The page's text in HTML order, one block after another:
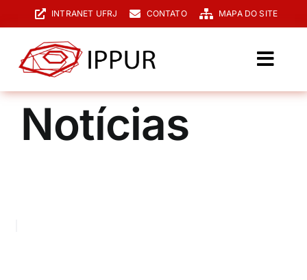
para
conteúdo
INTRANET UFRJ CONTATO MAPA DO SITE
O IPPUR
Graduação
Notícias